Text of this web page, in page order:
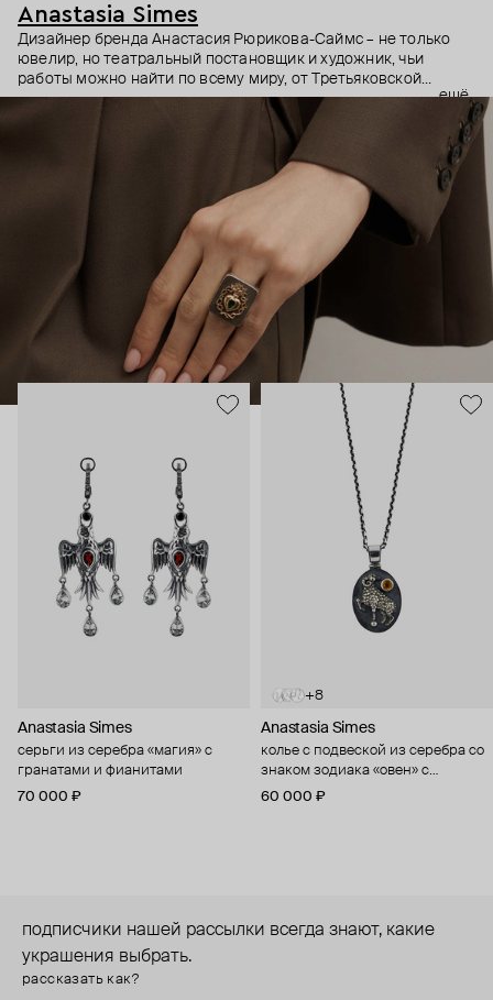
Anastasia Simes
Дизайнер бренда Анастасия Рюрикова-Саймс – не только
ювелир, но театральный постановщик и художник, чьи
работы можно найти по всему миру, от Третьяковской
галереи до выставок в США и Гонконге. Она вдохновляется
разными культурами, эпохами и символами. Причем
символы – неочевидные: например, кулоны с руками, чье
положение на жестовом языке означает «я тебя люблю» или
В этих украшениях много магии: здесь и знаки из
европейской геральдики вроде пылающих сердец, и
животные – каждое символизирует определенное умение и
силу. Философия дизайнера – в том, что украшения могут
быть не просто аксессуаром, но оберегом и талисманом.
ещё
Anastasia Simes
серьги из серебра «магия» с
гранатами и фианитами
70 000 ₽
+8
Anastasia Simes
колье с подвеской из серебра со
знаком зодиака «овен» с
цитрином и фианитами
60 000 ₽
подписчики нашей рассылки всегда знают, какие
украшения выбрать.
рассказать как?